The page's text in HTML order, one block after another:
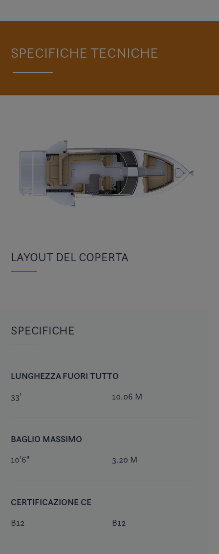
SPECIFICHE TECNICHE
LAYOUT DEL COPERTA
SPECIFICHE
LUNGHEZZA FUORI TUTTO
33' 10.06 M
BAGLIO MASSIMO
10'6" 3.20 M
CERTIFICAZIONE CE
B12 B12